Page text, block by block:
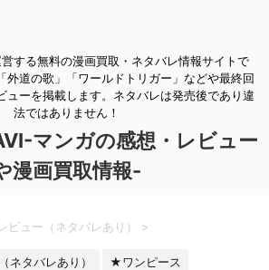
する無料の漫画買取・ネタバレ情報サイトで
外道の歌」「ワールドトリガー」などや最終回
ューを掲載します。ネタバレは発売後であり違
法ではありません！
マンガの感想・レビュー
漫画買取情報-
ビュー（ネタバレあり） >
ネタバレあり） ★ワンピース